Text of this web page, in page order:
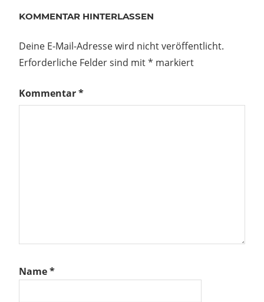
KOMMENTAR HINTERLASSEN
Deine E-Mail-Adresse wird nicht veröffentlicht.
Erforderliche Felder sind mit* markiert
Kommentar*
Name*